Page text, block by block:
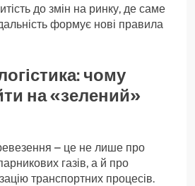
до змін на ринку, де саме
формує нові правила
чому
на «зелений»
– це не лише про
газів, а й про
транспортних процесів.